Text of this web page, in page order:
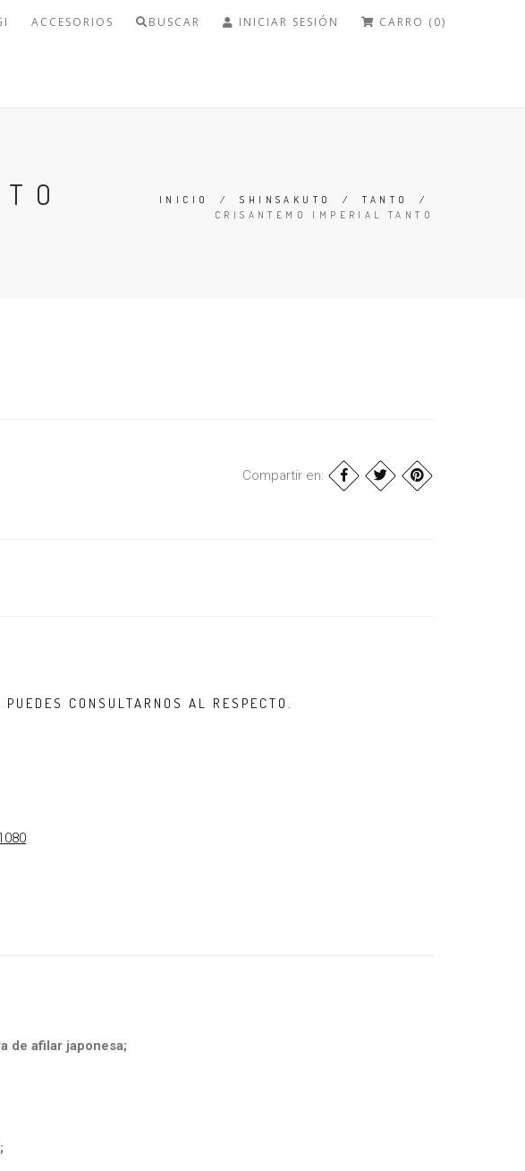
ACCESORIOS BUSCAR INICIAR SESIÓN CARRO (0)
INICIO /SHINSAKUTO /TANTO
/
CRISANTEMO IMPERIAL TANTO
Compartir en:
CONSULTARNOS AL RESPECTO.
de afilar japonesa;